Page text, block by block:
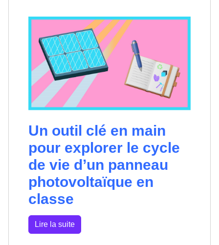
Un outil clé en main
pour explorer le cycle
de vie d’un panneau
photovoltaïque en
classe
Lire la suite